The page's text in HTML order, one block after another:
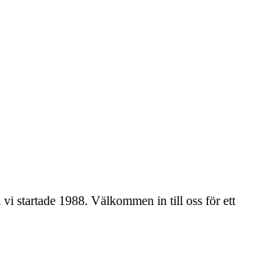
startade 1988. Välkommen in till oss för ett